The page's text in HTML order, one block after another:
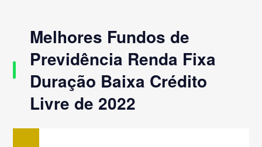
Melhores Fundos de
Previdência Renda Fixa
Duração Baixa Crédito
Livre de 2022